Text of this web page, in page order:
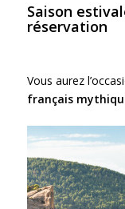
Saison
réservation
Vous aurez
français